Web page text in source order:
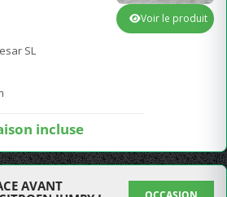
SL
incluse
Voir le produit
AVANT